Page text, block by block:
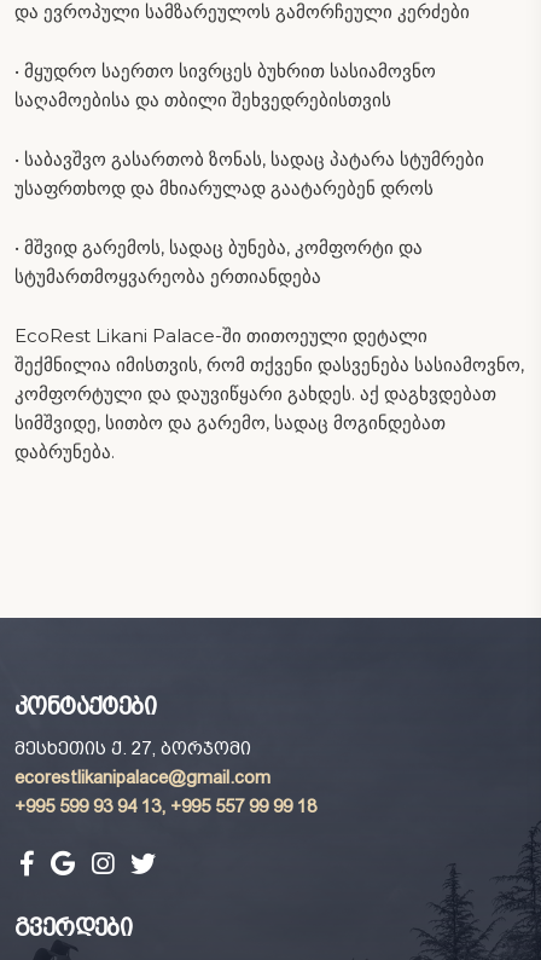
და ევროპული სამზარეულოს გამორჩეული კერძები
• მყუდრო საერთო სივრცეს ბუხრით სასიამოვნო
საღამოებისა და თბილი შეხვედრებისთვის
• საბავშვო გასართობ ზონას, სადაც პატარა სტუმრები
უსაფრთხოდ და მხიარულად გაატარებენ დროს
• მშვიდ გარემოს, სადაც ბუნება, კომფორტი და
სტუმართმოყვარეობა ერთიანდება
EcoRest Likani Palace-ში თითოეული დეტალი
შექმნილია იმისთვის, რომ თქვენი დასვენება სასიამოვნო,
კომფორტული და დაუვიწყარი გახდეს. აქ დაგხვდებათ
სიმშვიდე, სითბო და გარემო, სადაც მოგინდებათ
დაბრუნება.
კონტაქტები
მესხეთის ქ. 27, ბორჯომი
ecorestlikanipalace@gmail.com
+995 599 93 94 13, +995 557 99 99 18
გვერდები